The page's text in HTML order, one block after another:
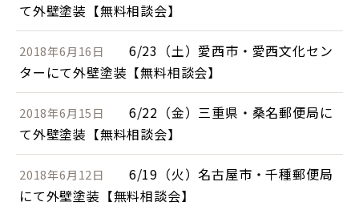
て外壁塗装【無料相談会】
2018年6月16日
6/23（土）愛西市・愛西文化セン
ターにて外壁塗装【無料相談会】
2018年6月15日
6/22（金）三重県・桑名郵便局に
て外壁塗装【無料相談会】
2018年6月12日
6/19（火）名古屋市・千種郵便局
にて外壁塗装【無料相談会】